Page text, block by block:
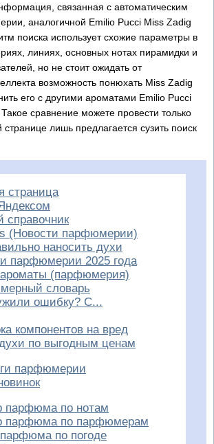
связанная с автоматическим
аналогичной Emilio Pucci Miss Zadig
поиска использует схожие параметры в
линиях, основных нотах пирамидки и
но не стоит ожидать от
возможность понюхать Miss Zadig
его с другими ароматами Emilio Pucci
сравнение можете провести только
лишь предлагается сузить поиск
страница
справочник
(Новости парфюмерии)
наносить духи
парфюмерии 2025 года
(парфюмерия)
словарь
ошибку? С...
компонентов на вред
по выгодным ценам
парфюмерии
парфюма по нотам
парфюма по парфюмерам
по погоде